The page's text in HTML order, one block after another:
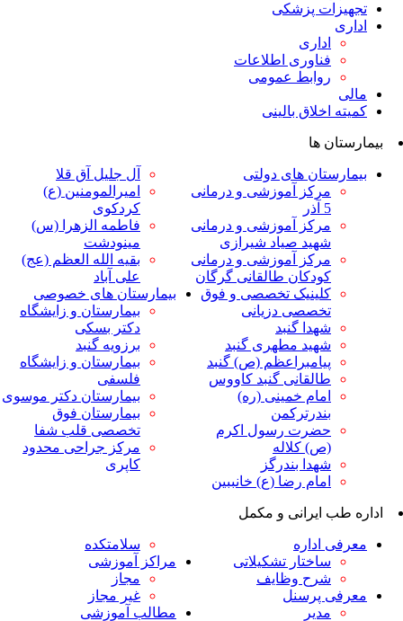
پزشکی
اطلاعات
عمومی
بالینی
های دولتی
آموزشی و درمانی
آموزشی و درمانی
صیاد شیرازی
آموزشی و درمانی
طالقانی گرگان
تخصصی و فوق
دزیانی
مطهری گنبد
(ص) گنبد
گنبد کاووس
خمینی (ره)
رسول اکرم
بندرگز
رضا (ع) خانببین
آل جلیل آق قلا
امیرالمومنین (ع)
فاطمه الزهرا (س)
بقیه الله العظم (عج)
علی آباد
بیمارستان های خصوصی
بیمارستان و زایشگاه
برزویه گنبد
بیمارستان و زایشگاه
فلسفی
بیمارستان دکتر موسوی
بیمارستان فوق
تخصصی قلب شفا
مرکز جراحی محدود
و مکمل
تشکیلاتی
وظایف
مراکز آموزشی
مطالب آموزشی